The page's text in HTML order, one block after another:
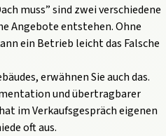
muss” sind zwei verschiedene
Angebote entstehen. Ohne
ein Betrieb leicht das Falsche
erwähnen Sie auch das.
und übertragbarer
im Verkaufsgespräch eigenen
oft aus.